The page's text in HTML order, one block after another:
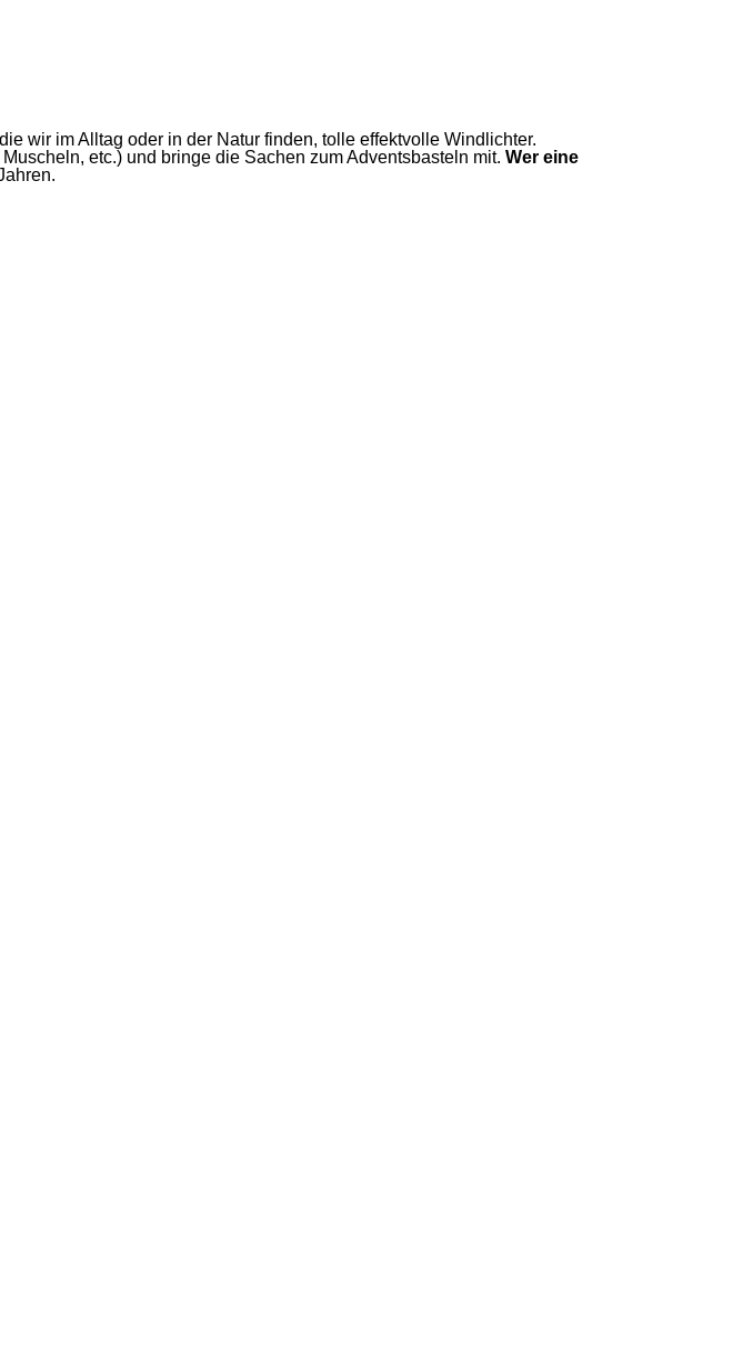
wir im Alltag oder in der Natur finden, tolle effektvolle Windlichter.
etc.) und bringe die Sachen zum Adventsbasteln mit. Wer eine